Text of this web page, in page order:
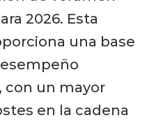
2026. Esta
una base
un mayor
en la cadena